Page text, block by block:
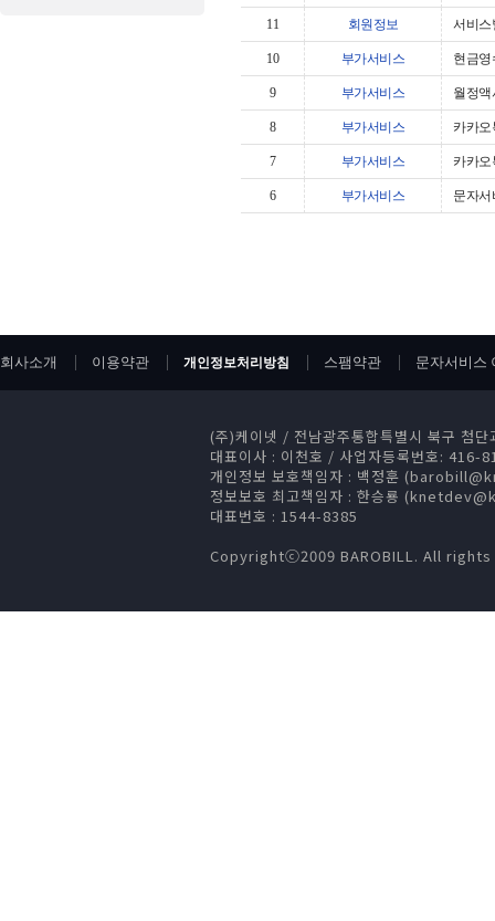
11 회원정보 서비스
10 부가서비스 현금영
9 부가서비스 월정액
8 부가서비스 카카오
7 부가서비스 카카오
6 부가서비스 문자서
회사소개 이용약관 개인정보처리방침 스팸약관 문자서비스
(주)케이넷 / 전남광주통합특별시 북구 첨
대표이사 : 이천호 / 사업자등록번호: 416-
개인정보 보호책임자 : 백정훈
정보보호 최고책임자 : 한승룡
대표번호 : 1544-8385
Copyrightⓒ2009 BAROBILL. All